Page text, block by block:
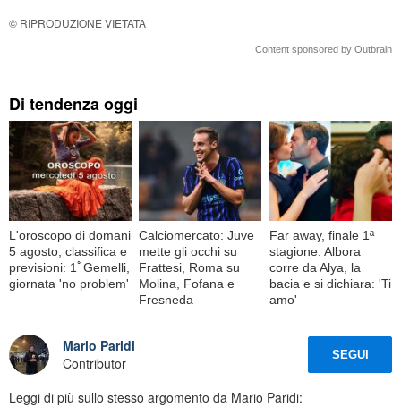
© RIPRODUZIONE VIETATA
Content sponsored by Outbrain
Di tendenza oggi
L'oroscopo di domani
5 agosto, classifica e
previsioni: 1ﾟGemelli,
giornata 'no problem'
Calciomercato: Juve
mette gli occhi su
Frattesi, Roma su
Molina, Fofana e
Fresneda
Far away, finale 1ª
stagione: Albora
corre da Alya, la
bacia e si dichiara: 'Ti
amo'
Mario Paridi
Contributor
SEGUI
Leggi di più sullo stesso argomento da Mario Paridi: